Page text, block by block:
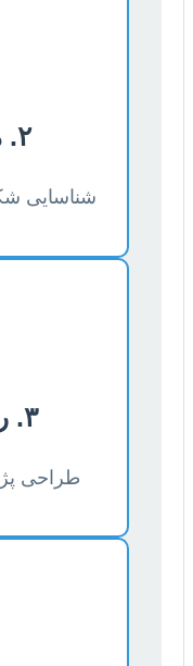
۲. مرور ادبیات
شناسایی
۳. روش‌شناسی
طراحی